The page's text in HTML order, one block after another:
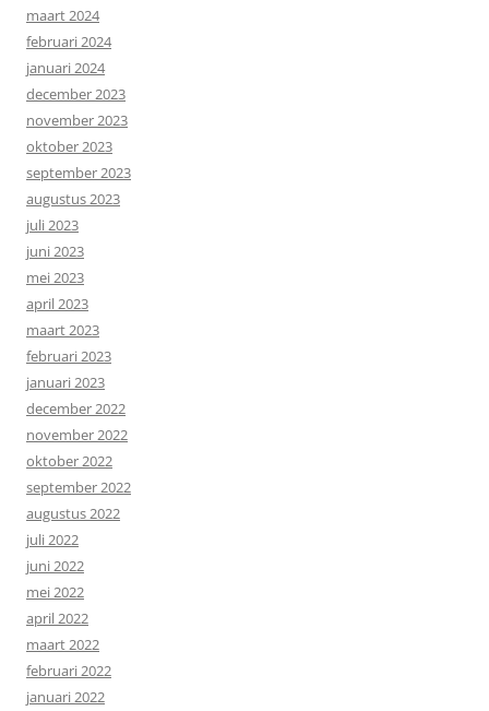
maart 2024
februari 2024
januari 2024
december 2023
november 2023
oktober 2023
september 2023
augustus 2023
juli 2023
juni 2023
mei 2023
april 2023
maart 2023
februari 2023
januari 2023
december 2022
november 2022
oktober 2022
september 2022
augustus 2022
juli 2022
juni 2022
mei 2022
april 2022
maart 2022
februari 2022
januari 2022